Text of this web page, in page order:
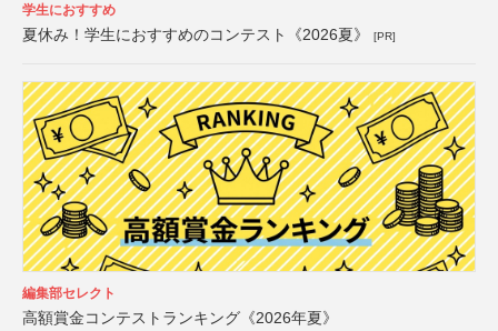
学生におすすめ
夏休み！学生におすすめのコンテスト《2026夏》 [PR]
編集部セレクト
高額賞金コンテストランキング《2026年夏》